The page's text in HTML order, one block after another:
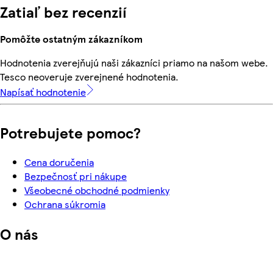
Zatiaľ bez recenzií
Pomôžte ostatným zákazníkom
Hodnotenia zverejňujú naši zákazníci priamo na našom webe.
Tesco neoveruje zverejnené hodnotenia.
Napísať hodnotenie
Potrebujete pomoc?
Cena doručenia
Bezpečnosť pri nákupe
Všeobecné obchodné podmienky
Ochrana súkromia
O nás